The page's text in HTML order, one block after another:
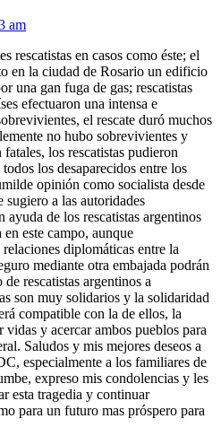
am
rescatistas en casos como éste; el
en la ciudad de Rosario un edificio
una gan fuga de gas; rescatistas
efectuaron una intensa e
el rescate duró muchos
no hubo sobrevivientes y
los rescatistas pudieron
los desaparecidos entre los
opinión como socialista desde
a las autoridades
ayuda de los rescatistas argentinos
este campo, aunque
diplomáticas entre la
mediante otra embajada podrán
rescatistas argentinos a
son muy solidarios y la solidaridad
compatible con la de ellos, la
y acercar ambos pueblos para
Saludos y mis mejores deseos a
especialmente a los familiares de
expreso mis condolencias y les
esta tragedia y continuar
para un futuro mas próspero para